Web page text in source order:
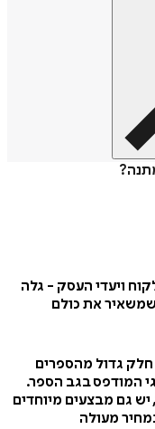
ויעדי העסק - גלה
שמשאיר את כולם
חלק גדול מהספרים
המודפס בגב הספר.
גם מבצעים מיוחדים
מעולה